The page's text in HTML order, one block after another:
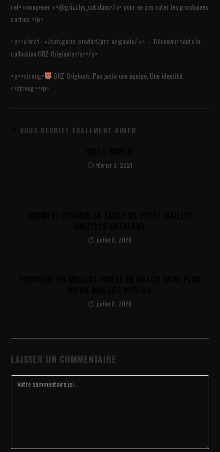
rel= »noopener »>@grizzlys_catalans</a> pour ne pas rater les prochaines
sorties.</p>
<p><a href= »/categorie-produit/grz-originals/ »>→ Découvrir toute la
collection GRZ Originals</a></p>
<p><strong>
GRZ Originals. Pas juste une équipe. Une identité.
</strong></p>
VOUS DEVRIEZ ÉGALEMENT AIMER
février 3, 2021
juillet 8, 2026
juillet 8, 2026
LAISSER UN COMMENTAIRE
Comment